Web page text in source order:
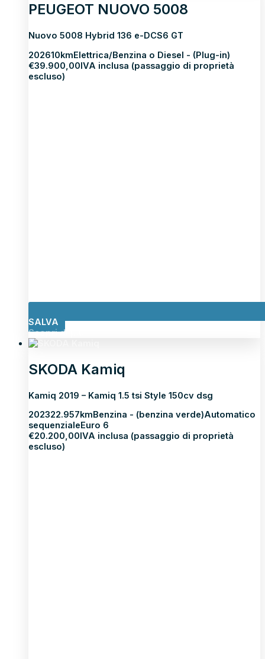
PEUGEOT NUOVO 5008
Nuovo 5008 Hybrid 136 e-DCS6 GT
202610kmElettrica/Benzina o Diesel - (Plug-in)
€39.900,00IVA inclusa (passaggio di proprietà
escluso)
SALVA
Scopri di più
SKODA Kamiq
Kamiq 2019 – Kamiq 1.5 tsi Style 150cv dsg
202322.957kmBenzina - (benzina verde)Automatico
sequenzialeEuro 6
€20.200,00IVA inclusa (passaggio di proprietà
escluso)